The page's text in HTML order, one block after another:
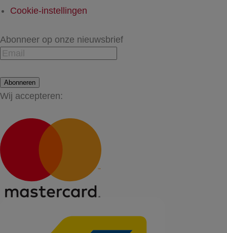
Cookie-instellingen
Abonneer op onze nieuwsbrief
Abonneren
Wij accepteren: